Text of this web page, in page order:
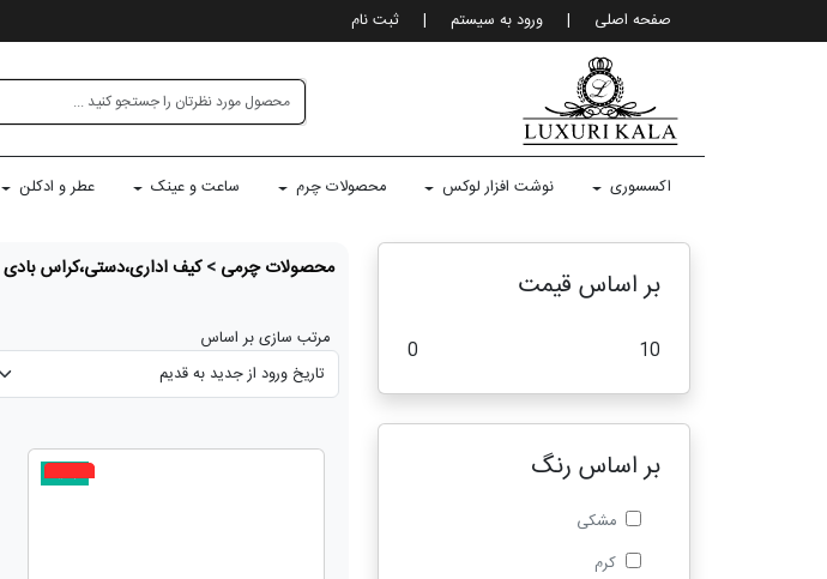
صفحه اصلی | ورود به سيستم | ثبت نام
اکسسوری نوشت افزار لوکس محصولات چرم ساعت و عینک عطر و ادکلن
بر اساس قیمت
10
0
بر اساس رنگ
مشکی
کرم
محصولات چرمی >کیف اداری،دستی،کراس بادی
مرتب سازی بر اساس
جدید